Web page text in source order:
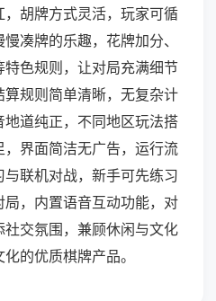
胡牌方式灵活，玩家可循
凑牌的乐趣，花牌加分、
色规则，让对局充满细节
规则简单清晰，无复杂计
道纯正，不同地区玩法搭
界面简洁无广告，运行流
联机对战，新手可先练习
，内置语音互动功能，对
交氛围，兼顾休闲与文化
的优质棋牌产品。